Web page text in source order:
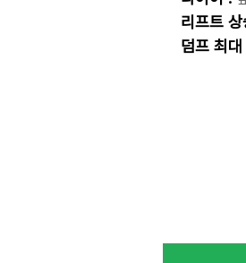
리프트
덤프 최